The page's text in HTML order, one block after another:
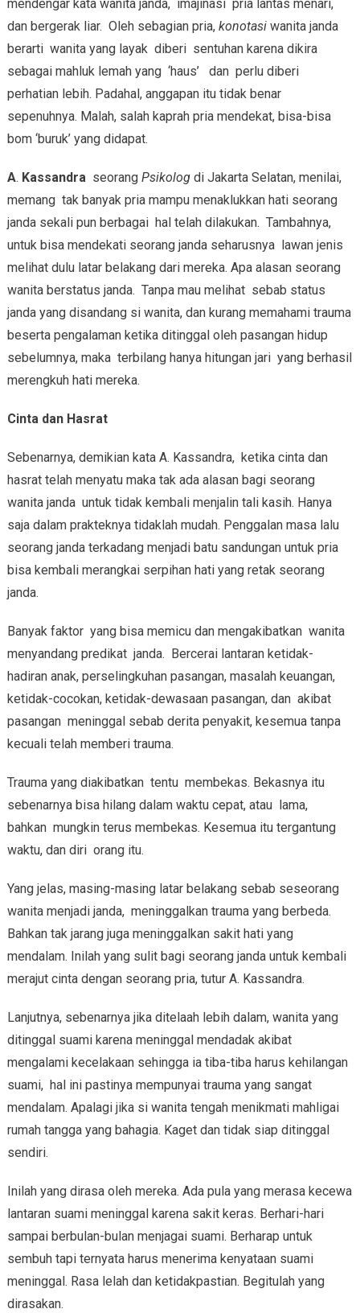
mendengar kata wanita janda, imajinasi pria lantas menari,
dan bergerak liar. Oleh sebagian pria, konotasiwanita janda
berarti wanita yang layak diberi sentuhan karena dikira
sebagai mahluk lemah yang ‘haus’ dan perlu diberi
perhatian lebih. Padahal, anggapan itu tidak benar
sepenuhnya. Malah, salah kaprah pria mendekat, bisa-bisa
bom ‘buruk’ yang didapat.
A. Kassandraseorang Psikologdi Jakarta Selatan, menilai,
memang tak banyak pria mampu menaklukkan hati seorang
janda sekali pun berbagai hal telah dilakukan. Tambahnya,
untuk bisa mendekati seorang janda seharusnya lawan jenis
melihat dulu latar belakang dari mereka. Apa alasan seorang
wanita berstatus janda. Tanpa mau melihat sebab status
janda yang disandang si wanita, dan kurang memahami trauma
beserta pengalaman ketika ditinggal oleh pasangan hidup
sebelumnya, maka terbilang hanya hitungan jari yang berhasil
merengkuh hati mereka.
Cinta dan Hasrat
Sebenarnya, demikian kata A. Kassandra, ketika cinta dan
hasrat telah menyatu maka tak ada alasan bagi seorang
wanita janda untuk tidak kembali menjalin tali kasih. Hanya
saja dalam prakteknya tidaklah mudah. Penggalan masa lalu
seorang janda terkadang menjadi batu sandungan untuk pria
bisa kembali merangkai serpihan hati yang retak seorang
janda.
Banyak faktor yang bisa memicu dan mengakibatkan wanita
menyandang predikat janda. Bercerai lantaran ketidak-
hadiran anak, perselingkuhan pasangan, masalah keuangan,
ketidak-cocokan, ketidak-dewasaan pasangan, dan akibat
pasangan meninggal sebab derita penyakit, kesemua tanpa
kecuali telah memberi trauma.
Trauma yang diakibatkan tentu membekas. Bekasnya itu
sebenarnya bisa hilang dalam waktu cepat, atau lama,
bahkan mungkin terus membekas. Kesemua itu tergantung
waktu, dan diri orang itu.
Yang jelas, masing-masing latar belakang sebab seseorang
wanita menjadi janda, meninggalkan trauma yang berbeda.
Bahkan tak jarang juga meninggalkan sakit hati yang
mendalam. Inilah yang sulit bagi seorang janda untuk kembali
merajut cinta dengan seorang pria, tutur A. Kassandra.
Lanjutnya, sebenarnya jika ditelaah lebih dalam, wanita yang
ditinggal suami karena meninggal mendadak akibat
mengalami kecelakaan sehingga ia tiba-tiba harus kehilangan
suami, hal ini pastinya mempunyai trauma yang sangat
mendalam. Apalagi jika si wanita tengah menikmati mahligai
rumah tangga yang bahagia. Kaget dan tidak siap ditinggal
sendiri.
Inilah yang dirasa oleh mereka. Ada pula yang merasa kecewa
lantaran suami meninggal karena sakit keras. Berhari-hari
sampai berbulan-bulan menjagai suami. Berharap untuk
sembuh tapi ternyata harus menerima kenyataan suami
meninggal. Rasa lelah dan ketidakpastian. Begitulah yang
dirasakan.